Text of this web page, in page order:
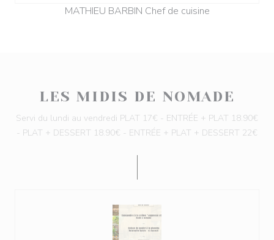
MATHIEU BARBIN Chef de cuisine
LES MIDIS DE NOMADE
Servi du lundi au vendredi PLAT 17€ - ENTRÉE + PLAT 18.90€
- PLAT + DESSERT 18.90€ - ENTRÉE + PLAT + DESSERT 22€